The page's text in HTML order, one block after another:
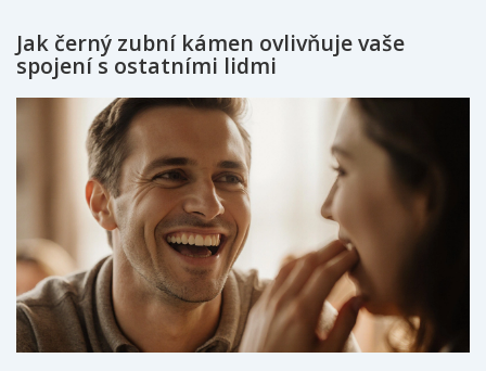
Jak černý zubní kámen ovlivňuje vaše
spojení s ostatními lidmi